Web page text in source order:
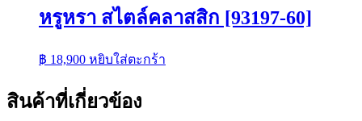
หรูหรา สไตล์คลาสสิก [93197-60]
฿ 18,900 หยิบใส่ตะกร้า
สินค้าที่เกี่ยวข้อง